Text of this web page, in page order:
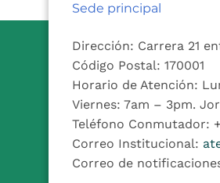
Sede principal
Dirección: Carrera 21
Código Postal: 170001
Horario de Atención:
Viernes: 7am – 3pm.
Teléfono Conmutador:
Correo Institucional:
Correo de